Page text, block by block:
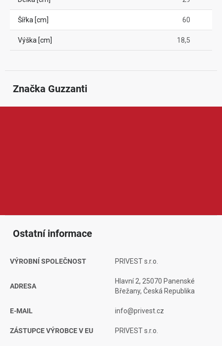
Šířka [cm] 60
Výška [cm] 18,5
Značka Guzzanti
Ostatní informace
VÝROBNÍ SPOLEČNOST PRIVEST s.r.o.
ADRESA
Hlavní 2, 25070 Panenské
Břežany, Česká Republika
E-MAIL info@privest.cz
ZÁSTUPCE VÝROBCE V EU PRIVEST s.r.o.